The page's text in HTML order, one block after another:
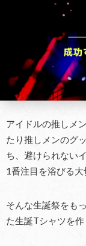
アイドルの推しメ
たり推しメンのグ
ち、避けられない
1番注目を浴びる大
そんな生誕祭をも
た生誕Tシャツを作